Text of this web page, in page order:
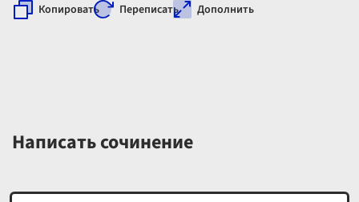
Копировать Переписать Дополнить
Написать сочинение